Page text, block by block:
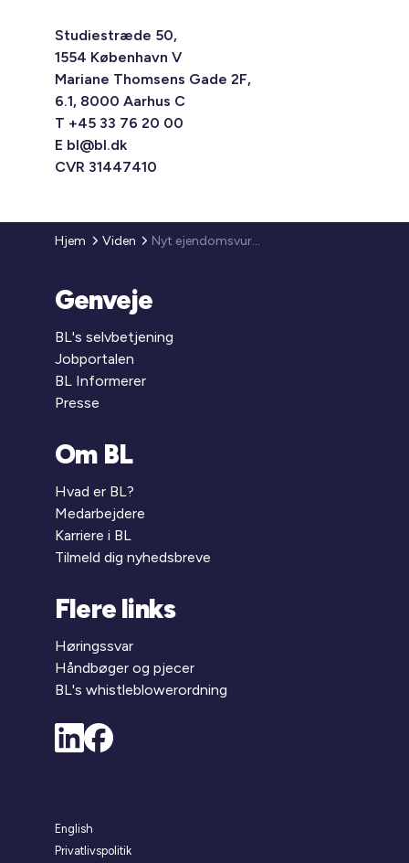
Studiestræde 50,
1554 København V
Mariane Thomsens Gade 2F,
6.1, 8000 Aarhus C
T +45 33 76 20 00
E bl@bl.dk
CVR 31447410
Hjem Viden Nyt ejendomsvurderingssystem og ensartning heraf
Genveje
BL's selvbetjening
Jobportalen
BL Informerer
Presse
Om BL
Hvad er BL?
Medarbejdere
Karriere i BL
Tilmeld dig nyhedsbreve
Flere links
Høringssvar
Håndbøger og pjecer
BL's whistleblowerordning
English
Privatlivspolitik